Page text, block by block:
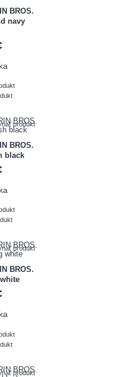
BROS.
navy
produkt
BROS.
black
produkt
BROS.
produkt